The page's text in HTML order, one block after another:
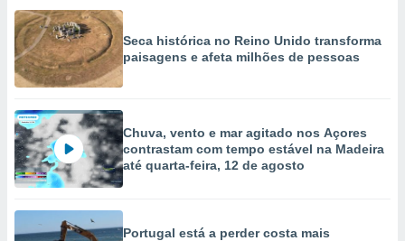
Seca histórica no Reino Unido transforma
paisagens e afeta milhões de pessoas
Chuva, vento e mar agitado nos Açores
contrastam com tempo estável na Madeira
até quarta-feira, 12 de agosto
Portugal está a perder costa mais